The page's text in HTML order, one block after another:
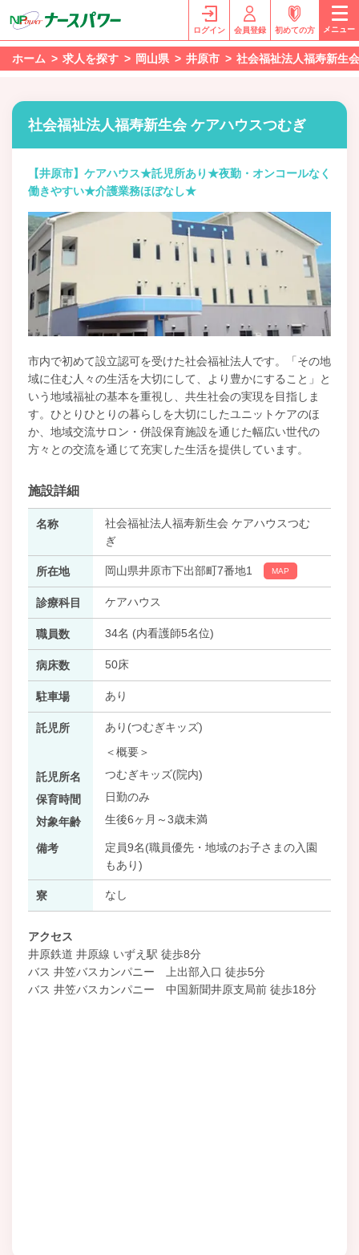
ログイン 会員登録 初めての方 メニュー
ホーム 求人を探す 岡山県 井原市 社会福祉法人福寿新生
社会福祉法人福寿新生会 ケアハウスつむぎ
【井原市】ケアハウス★託児所あり★夜勤・オンコールなく
働きやすい★介護業務ほぼなし★
市内で初めて設立認可を受けた社会福祉法人です。「その地
域に住む人々の生活を大切にして、より豊かにすること」と
いう地域福祉の基本を重視し、共生社会の実現を目指しま
す。ひとりひとりの暮らしを大切にしたユニットケアのほ
か、地域交流サロン・併設保育施設を通じた幅広い世代の
方々との交流を通じて充実した生活を提供しています。
施設詳細
名称
社会福祉法人福寿新生会 ケアハウスつむ
ぎ
所在地 岡山県井原市下出部町7番地1 MAP
診療科目 ケアハウス
職員数 34名 (内看護師5名位)
病床数 50床
駐車場 あり
託児所
あり(つむぎキッズ)
＜概要＞
託児所名
つむぎキッズ(院内)
保育時間
日勤のみ
対象年齢
生後6ヶ月～3歳未満
備考
定員9名(職員優先・地域のお子さまの入園
もあり)
寮 なし
アクセス
井原鉄道 井原線 いずえ駅 徒歩8分
バス 井笠バスカンパニー 上出部入口 徒歩5分
バス 井笠バスカンパニー 中国新聞井原支局前 徒歩18分